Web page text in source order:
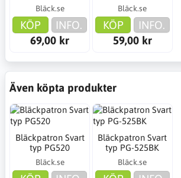
Bläck.se
KÖP
INFO.
69,00 kr
Bläck.se
KÖP
INFO.
59,00 kr
Även köpta produkter
Bläckpatron Svart
typ PG520
Bläck.se
Bläckpatron Svart
typ PG-525BK
Bläck.se